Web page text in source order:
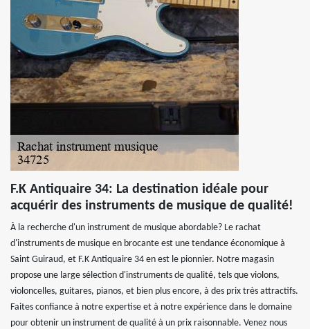
F.K Antiquaire 34: La destination idéale pour
acquérir des instruments de musique de qualité!
À la recherche d'un instrument de musique abordable? Le rachat
d'instruments de musique en brocante est une tendance économique à
Saint Guiraud, et F.K Antiquaire 34 en est le pionnier. Notre magasin
propose une large sélection d'instruments de qualité, tels que violons,
violoncelles, guitares, pianos, et bien plus encore, à des prix très attractifs.
Faites confiance à notre expertise et à notre expérience dans le domaine
pour obtenir un instrument de qualité à un prix raisonnable. Venez nous